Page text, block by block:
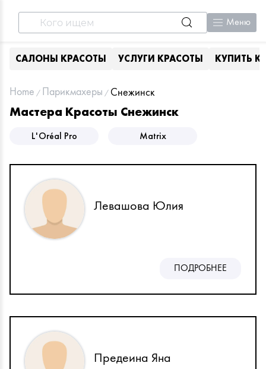
Меню
САЛОНЫ КРАСОТЫ УСЛУГИ КРАСОТЫ КУПИТЬ
Home Парикмахеры Снежинск
Мастера Красоты Снежинск
L'Oréal Pro Matrix
Левашова Юлия
ПОДРОБНЕЕ
Предеина Яна